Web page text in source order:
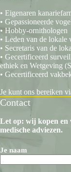
• Eigenaren
• Gepassioneerde
• Hobby-ornithologen
• Leden van de lokale
• Secretaris van de
• Gecertificeerd
ethiek en Wetgeving
• Gecertificeerd
Je kunt ons bereiken
Contact
Let op: wij kopen en
medische adviezen.
Je naam